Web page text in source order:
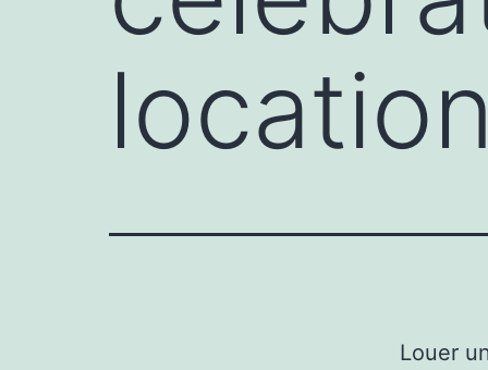
Louer